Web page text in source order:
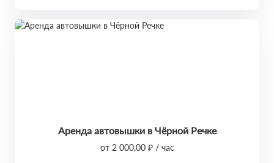
Аренда автовышки в Чёрной Речке
от 2 000,00 ₽ / час